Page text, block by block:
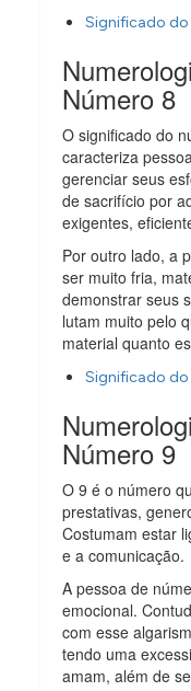
Significado do
Número 8
O significado do
caracteriza
gerenciar seus
de sacrifício por
exigentes,
Por outro lado, a
ser muito fria,
demonstrar seus
lutam muito pelo
material quanto
Significado do
Número 9
O 9 é o número
prestativas,
Costumam estar
e a comunicação.
A pessoa de
emocional.
com esse
tendo uma
amam, além de